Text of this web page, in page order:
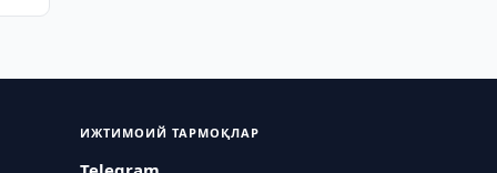
ИЖТИМОИЙ ТАРМОҚЛАР